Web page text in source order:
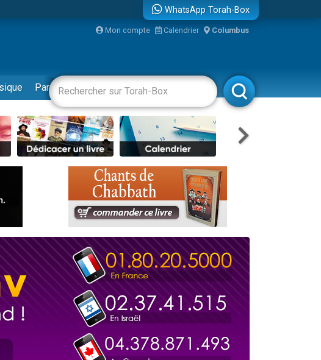
insalubre
à travers le temps
WhatsApp Torah-Box
Mon compte Calendrier Columbus
Paracha Divertissements Livres Rabbanim